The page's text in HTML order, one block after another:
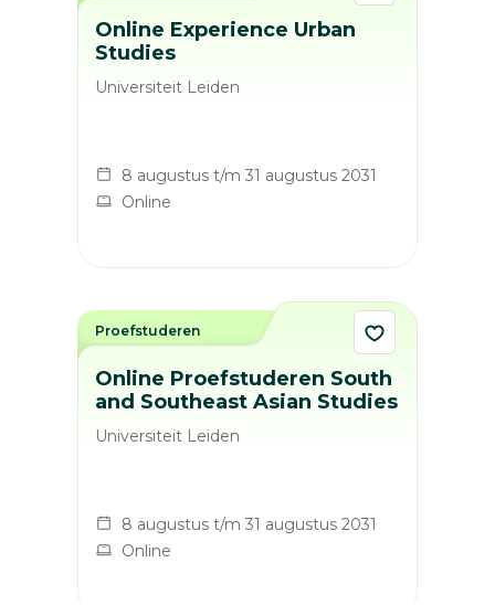
Online Experience Urban
Studies
Universiteit Leiden
8 augustus t/m 31 augustus 2031
Online
Online Proefstuderen South
and Southeast Asian Studies
Universiteit Leiden
8 augustus t/m 31 augustus 2031
Online
Proefstuderen